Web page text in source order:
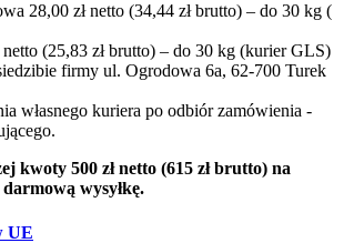
28,00 zł netto (34,44 zł brutto) – do 30 kg (
netto (25,83 zł brutto) – do 30 kg (kurier GLS)
firmy ul. Ogrodowa 6a, 62-700 Turek
własnego kuriera po odbiór zamówienia -
kwoty 500 zł netto (615 zł brutto) na
wysyłkę.
UE